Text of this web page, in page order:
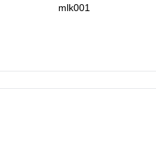
mlk001